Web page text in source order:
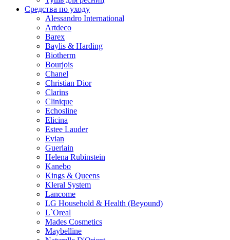
Средства по уходу
Alessandro International
Artdeco
Barex
Baylis & Harding
Biotherm
Bourjois
Chanel
Christian Dior
Clarins
Clinique
Echosline
Elicina
Estee Lauder
Evian
Guerlain
Helena Rubinstein
Kanebo
Kings & Queens
Kleral System
Lancome
LG Household & Health (Beyound)
L`Oreal
Mades Cosmetics
Maybelline